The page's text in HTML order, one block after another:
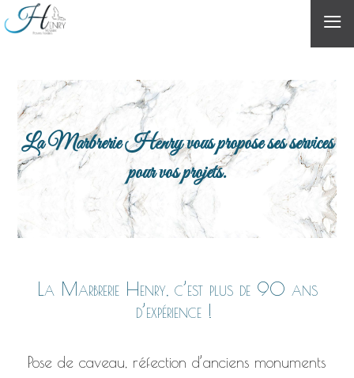
≡
La Marbrerie Henry vous propose ses services
pour vos projets.
La Marbrerie Henry, c’est plus de 90 ans
d’expérience !
Pose de caveau, réfection d’anciens monuments